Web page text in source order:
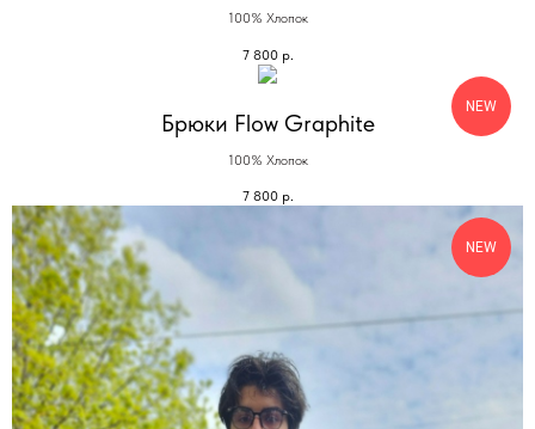
100% Хлопок
7 800 р.
NEW
Брюки Flow Graphite
100% Хлопок
7 800 р.
NEW